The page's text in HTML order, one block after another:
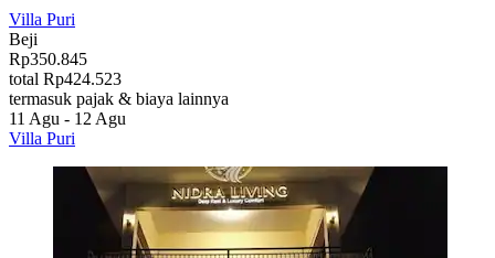
Villa Puri
Beji
Rp350.845
total Rp424.523
termasuk pajak & biaya lainnya
11 Agu - 12 Agu
Villa Puri